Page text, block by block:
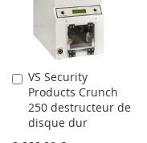
LISTE
D’ENVIE
VS Security
Products Crunch
250 destructeur de
disque dur
Ajouter
au
panier